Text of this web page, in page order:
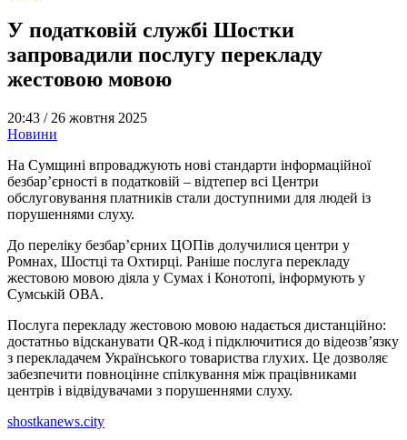
У податковій службі Шостки
запровадили послугу перекладу
жестовою мовою
20:43 / 26 жовтня 2025
Новини
На Сумщині впроваджують нові стандарти інформаційної
безбар’єрності в податковій – відтепер всі Центри
обслуговування платників стали доступними для людей із
порушеннями слуху.
До переліку безбар’єрних ЦОПів долучилися центри у
Ромнах, Шостці та Охтирці. Раніше послуга перекладу
жестовою мовою діяла у Сумах і Конотопі, інформують у
Сумській ОВА.
Послуга перекладу жестовою мовою надається дистанційно:
достатньо відсканувати QR-код і підключитися до відеозв’язку
з перекладачем Українського товариства глухих. Це дозволяє
забезпечити повноцінне спілкування між працівниками
центрів і відвідувачами з порушеннями слуху.
shostkanews.city